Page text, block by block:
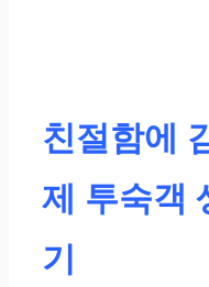
속있
스위
친절함에
제 투숙객
기